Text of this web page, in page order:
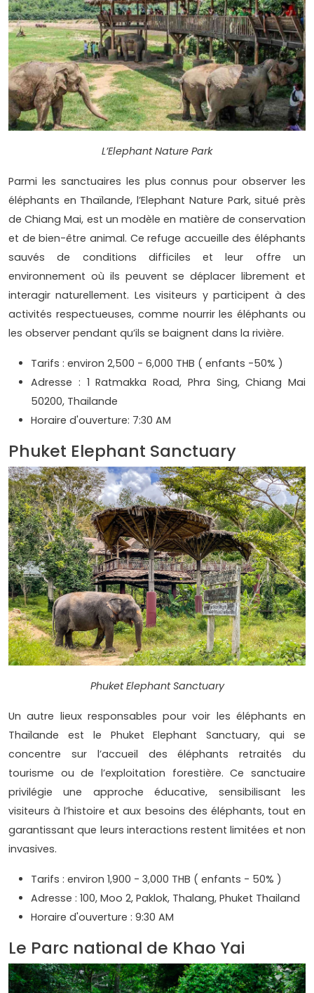
L’Elephant Nature Park
Parmi les sanctuaires les plus connus pour observer les
éléphants en Thaïlande, l’Elephant Nature Park, situé près
de Chiang Mai, est un modèle en matière de conservation
et de bien-être animal. Ce refuge accueille des éléphants
sauvés de conditions difficiles et leur offre un
environnement où ils peuvent se déplacer librement et
interagir naturellement. Les visiteurs y participent à des
activités respectueuses, comme nourrir les éléphants ou
les observer pendant qu’ils se baignent dans la rivière.
Tarifs : environ 2,500 - 6,000 THB ( enfants -50% )
Adresse : 1 Ratmakka Road, Phra Sing, Chiang Mai
50200, Thailande
Horaire d'ouverture: 7:30 AM
Phuket Elephant Sanctuary
Phuket Elephant Sanctuary
Un autre lieux responsables pour voir les éléphants en
Thaïlande est le Phuket Elephant Sanctuary, qui se
concentre sur l’accueil des éléphants retraités du
tourisme ou de l’exploitation forestière. Ce sanctuaire
privilégie une approche éducative, sensibilisant les
visiteurs à l’histoire et aux besoins des éléphants, tout en
garantissant que leurs interactions restent limitées et non
invasives.
Tarifs : environ 1,900 - 3,000 THB ( enfants - 50% )
Adresse : 100, Moo 2, Paklok, Thalang, Phuket Thailand
Horaire d'ouverture : 9:30 AM
Le Parc national de Khao Yai